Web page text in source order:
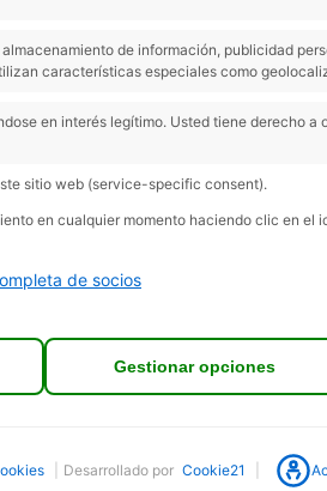
solidario
APAG participan en
de información, publicidad
características especiales como
en interés legítimo. Usted tiene derecho a
sitio web (service-specific consent).
en cualquier momento haciendo clic en
de socios
Gestionar opciones
Desarrollado por Cookie21